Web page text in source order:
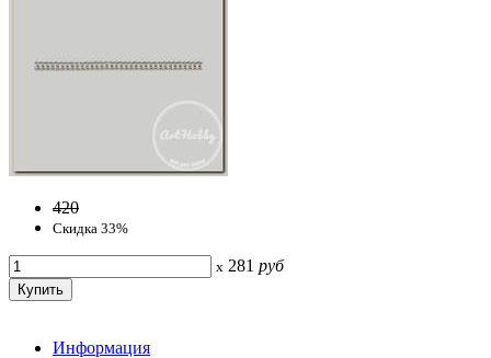
420
Скидка 33%
x 281 руб
Информация